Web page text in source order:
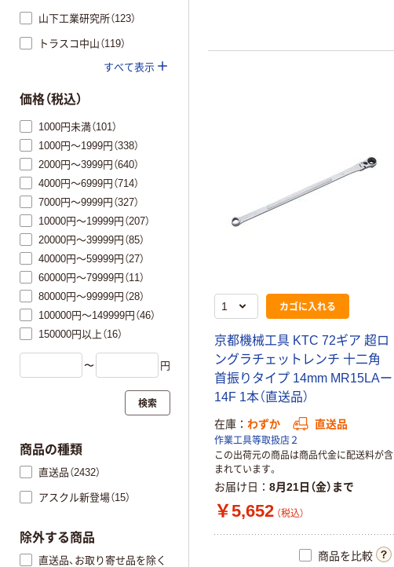
カゴに入れる
京都機械工具 KTC 72ギア 超ロ
ングラチェットレンチ 十二角
首振りタイプ 14mm MR15LAー
14F 1本（直送品）
在庫 わずか 直送品
作業工具等取扱店２
この出荷元の商品は商品代金に配送料が含
まれています。
お届け日 8月21日（金）まで
￥5,652 （税込）
商品を比較
山下工業研究所（123）
トラスコ中山（119）
すべて表示
価格（税込）
1000円未満（101）
1000円～1999円（338）
2000円～3999円（640）
4000円～6999円（714）
7000円～9999円（327）
10000円～19999円（207）
20000円～39999円（85）
40000円～59999円（27）
60000円～79999円（11）
80000円～99999円（28）
100000円～149999円（46）
150000円以上（16）
〜 円
検索
商品の種類
直送品（2432）
アスクル新登場（15）
除外する商品
直送品、お取り寄せ品を除く